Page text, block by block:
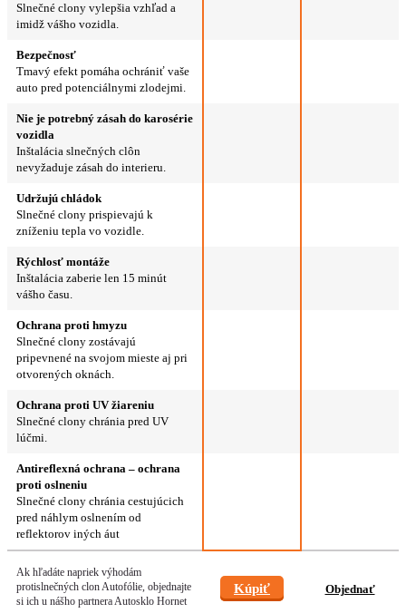
Slnečné clony vylepšia vzhľad a
imidž vášho vozidla.
Bezpečnosť
Tmavý efekt pomáha ochrániť vaše
auto pred potenciálnymi zlodejmi.
Nie je potrebný zásah do karosérie
vozidla
Inštalácia slnečných clôn
nevyžaduje zásah do interieru.
Udržujú chládok
Slnečné clony prispievajú k
zníženiu tepla vo vozidle.
Rýchlosť montáže
Inštalácia zaberie len 15 minút
vášho času.
Ochrana proti hmyzu
Slnečné clony zostávajú
pripevnené na svojom mieste aj pri
otvorených oknách.
Ochrana proti UV žiareniu
Slnečné clony chránia pred UV
lúčmi.
Antireflexná ochrana – ochrana
proti oslneniu
Slnečné clony chránia cestujúcich
pred náhlym oslnením od
reflektorov iných áut
Ak hľadáte napriek výhodám
protislnečných clon Autofólie, objednajte
si ich u nášho partnera Autosklo Hornet
Kúpiť Objednať